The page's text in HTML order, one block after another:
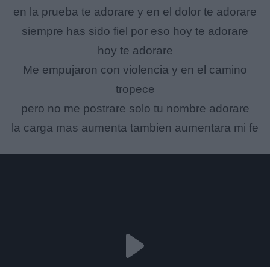
en la prueba te adorare y en el dolor te adorare
siempre has sido fiel por eso hoy te adorare
hoy te adorare
Me empujaron con violencia y en el camino
tropece
pero no me postrare solo tu nombre adorare
la carga mas aumenta tambien aumentara mi fe